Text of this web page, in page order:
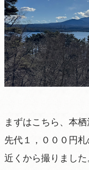
まずはこちら、本栖
先代１，０００円
近くから撮りました